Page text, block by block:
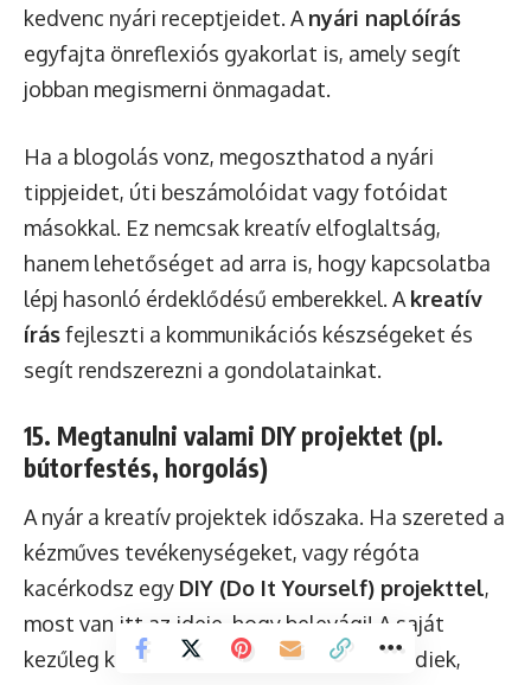
kedvenc nyári receptjeidet. A nyári naplóírás
egyfajta önreflexiós gyakorlat is, amely segít
jobban megismerni önmagadat.
Ha a blogolás vonz, megoszthatod a nyári
tippjeidet, úti beszámolóidat vagy fotóidat
másokkal. Ez nemcsak kreatív elfoglaltság,
hanem lehetőséget ad arra is, hogy kapcsolatba
lépj hasonló érdeklődésű emberekkel. A kreatív
írásfejleszti a kommunikációs készségeket és
segít rendszerezni a gondolatainkat.
15. Megtanulni valami DIY projektet (pl.
bútorfestés, horgolás)
A nyár a kreatív projektek időszaka. Ha szereted a
kézműves tevékenységeket, vagy régóta
kacérkodsz egy DIY (Do It Yourself) projekttel,
most van itt az ideje, hogy belevágj! A saját
kezűleg készített tárgyak nemcsak egyediek,